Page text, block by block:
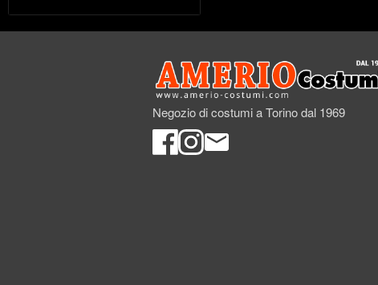
Negozio di costumi a Torino dal 1969